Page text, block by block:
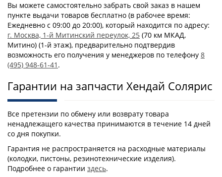
Вы можете самостоятельно забрать свой заказ в нашем
пункте выдачи товаров бесплатно (в рабочее время:
Ежедневно с 09:00 до 20:00), который находится по адресу:
г. Москва, 1-й Митинский переулок, 25 (70 км МКАД,
Митино) (1-й этаж), предварительно подтвердив
возможность его получения у менеджеров по телефону 8
(495) 948-61-41 .
Гарантии на запчасти Хендай Солярис
Все претензии по обмену или возврату товара
ненадлежащего качества принимаются в течение 14 дней
со дня покупки.
Гарантия не распространяется на расходные материалы
(колодки, пистоны, резинотехнические изделия).
Подробнее о гарантии здесь.